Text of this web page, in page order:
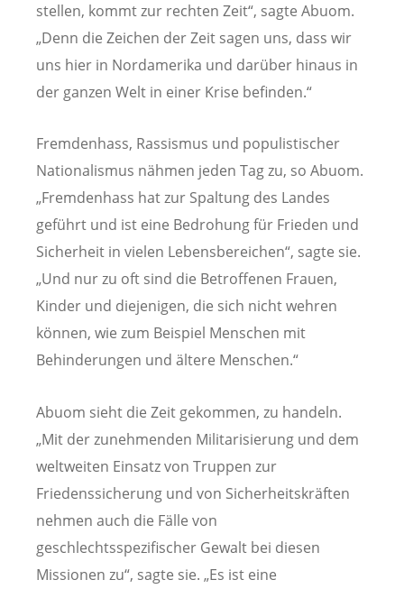
stellen, kommt zur rechten Zeit“, sagte Abuom.
„Denn die Zeichen der Zeit sagen uns, dass wir
uns hier in Nordamerika und darüber hinaus in
der ganzen Welt in einer Krise befinden.“
Fremdenhass, Rassismus und populistischer
Nationalismus nähmen jeden Tag zu, so Abuom.
„Fremdenhass hat zur Spaltung des Landes
geführt und ist eine Bedrohung für Frieden und
Sicherheit in vielen Lebensbereichen“, sagte sie.
„Und nur zu oft sind die Betroffenen Frauen,
Kinder und diejenigen, die sich nicht wehren
können, wie zum Beispiel Menschen mit
Behinderungen und ältere Menschen.“
Abuom sieht die Zeit gekommen, zu handeln.
„Mit der zunehmenden Militarisierung und dem
weltweiten Einsatz von Truppen zur
Friedenssicherung und von Sicherheitskräften
nehmen auch die Fälle von
geschlechtsspezifischer Gewalt bei diesen
Missionen zu“, sagte sie. „Es ist eine